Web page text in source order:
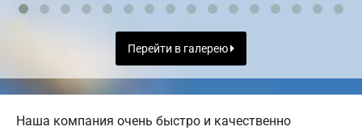
Перейти в галерею
Наша компания очень быстро и качественно